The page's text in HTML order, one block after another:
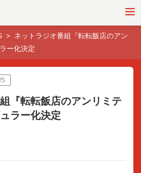
ネットラジオ番組『転転飯店のアン
ー化決定
『転転飯店のアンリミテ
ラー化決定